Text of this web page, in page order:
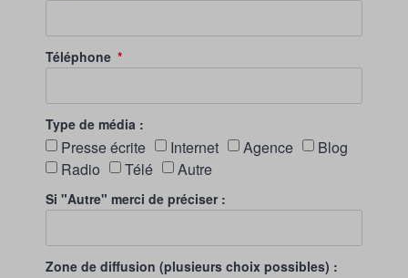
Téléphone
Type de média :
Presse écrite Internet Agence
Blog
Radio
Télé Autre
Si "Autre" merci de préciser :
Zone de diffusion (plusieurs choix possibles) :